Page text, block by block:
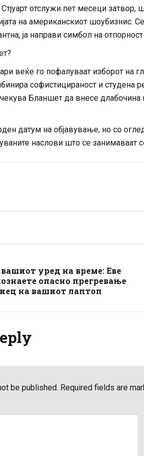
отслужи пет месеци затвор,
на американскиот шоубизнис.
ја направи симбол на
веќе го пофалуваат изборот на
софистицираност и студена
Бланшет да внесе
датум на објавување, но со
наслови што се занимаваат
вашиот уред на време: Еве
опасно прегревање
на вашиот лаптоп
be published. Required fields are